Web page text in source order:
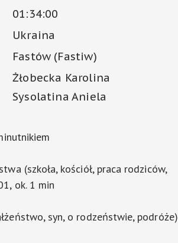
01:34:00
Ukraina
Fastów (Fastiw)
Żłobecka Karolina
Sysolatina Aniela
(szkoła, kościół, praca rodziców,
ok. 1 min
syn, o rodzeństwie, podróże)